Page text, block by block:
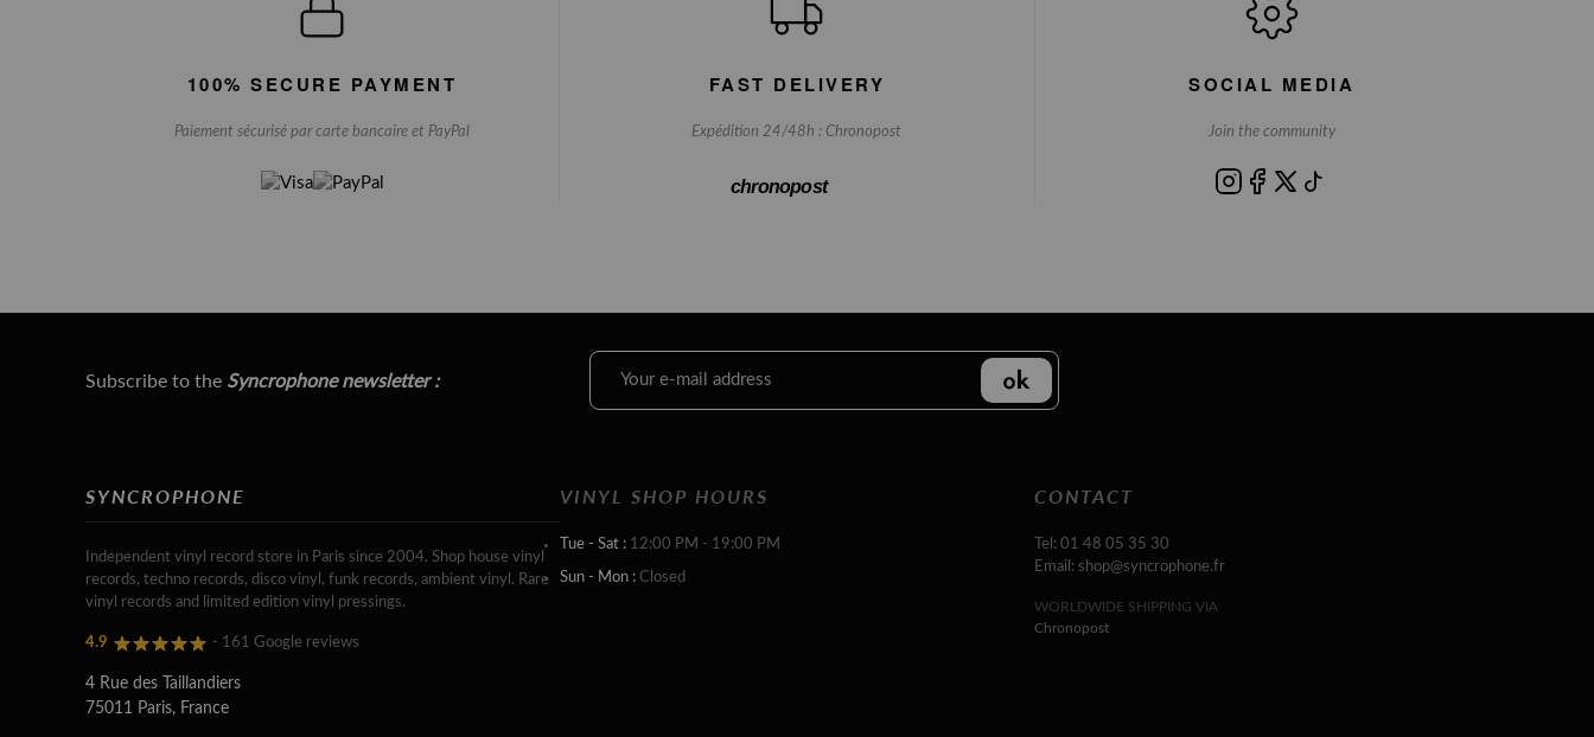
100% SECURE PAYMENT
Paiement sécurisé par carte bancaire et PayPal
FAST DELIVERY
Expédition 24/48h : Chronopost
chronopost
SOCIAL MEDIA
Join the community
Subscribe to the Syncrophone newsletter :
SYNCROPHONE
Independent vinyl record store in Paris since 2004. Shop house vinyl
records, techno records, disco vinyl, funk records, ambient vinyl. Rare
vinyl records and limited edition vinyl pressings.
4.9 - 161 Google reviews
4 Rue des Taillandiers
75011 Paris, France
VINYL SHOP HOURS
Tue - Sat : 12:00 PM - 19:00 PM
Sun - Mon : Closed
CONTACT
Tel: 01 48 05 35 30
Email: shop@syncrophone.fr
WORLDWIDE SHIPPING VIA
Chronopost